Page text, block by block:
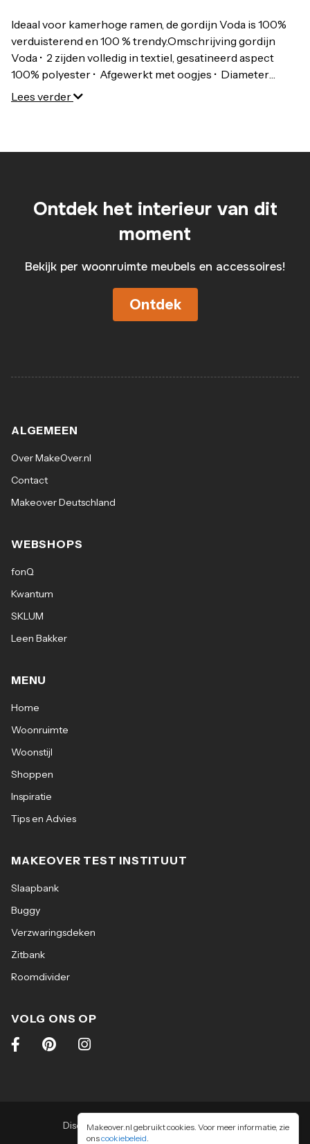
Ideaal voor kamerhoge ramen, de gordijn Voda is 100%
verduisterend en 100 % trendy.Omschrijving gordijn
Voda • 2 zijden volledig in textiel, gesatineerd aspect
100% polyester • Afgewerkt met oogjes • Diameter
binnenzijde oogjes: 4 cm • Omzoomd
Lees verder
Makeover.nl gebruikt cookies. Voor meer informatie, zie
onscookiebeleid.
Ontdek het interieur van dit
moment
Bekijk per woonruimte meubels en accessoires!
Ontdek
ALGEMEEN
Over MakeOver.nl
Contact
Makeover Deutschland
WEBSHOPS
fonQ
Kwantum
SKLUM
Leen Bakker
MENU
Home
Woonruimte
Woonstijl
Shoppen
Inspiratie
Tips en Advies
MAKEOVER TEST INSTITUUT
Slaapbank
Buggy
Verzwaringsdeken
Zitbank
Roomdivider
VOLG ONS OP
Disclaimer | Algemene voorwaarden |
Privacy & cookiebeleid